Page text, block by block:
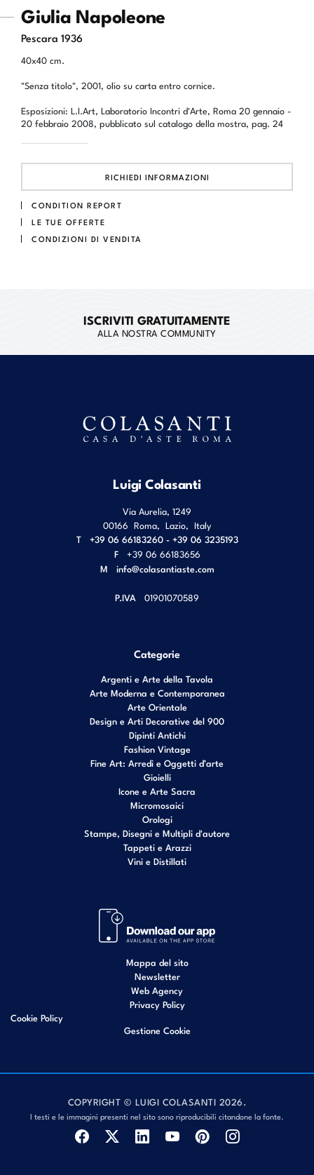
Giulia Napoleone
Pescara 1936
40x40 cm.
"Senza titolo", 2001, olio su carta entro cornice.
Esposizioni: L.I.Art, Laboratorio Incontri d'Arte, Roma 20 gennaio -
20 febbraio 2008, pubblicato sul catalogo della mostra, pag. 24
RICHIEDI INFORMAZIONI
CONDITION REPORT
LE TUE OFFERTE
CONDIZIONI DI VENDITA
ISCRIVITI GRATUITAMENTE
ALLA NOSTRA COMMUNITY
Luigi Colasanti
Via Aurelia, 1249
00166 Roma, Lazio, Italy
T
+39 06 66183260 - +39 06 3235193
F
+39 06 66183656
M info@colasantiaste.com
P.IVA 01901070589
Categorie
Argenti e Arte della Tavola
Arte Moderna e Contemporanea
Arte Orientale
Design e Arti Decorative del 900
Dipinti Antichi
Fashion Vintage
Fine Art: Arredi e Oggetti d’arte
Gioielli
Icone e Arte Sacra
Micromosaici
Orologi
Stampe, Disegni e Multipli d'autore
Tappeti e Arazzi
Vini e Distillati
Mappa del sito
Newsletter
Web Agency
Privacy Policy
Cookie Policy
Gestione Cookie
COPYRIGHT © LUIGI COLASANTI 2026.
I testi e le immagini presenti nel sito sono riproducibili citandone la fonte.